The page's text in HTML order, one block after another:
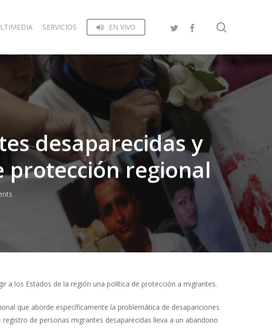
SERVICIOS EN VIVO
desaparecidas y
protección regional
a los Estados de la región una política de protección a migrantes.
que aborde específicamente la problemática de desapariciones
de personas migrantes desaparecidas lleva a un abandono